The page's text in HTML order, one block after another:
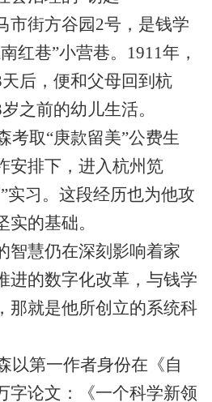
街方谷园2号，是钱学
红巷”小营巷。1911年，
后，便和父母回到杭
之前的幼儿生活。
取“庚款留美”公费生
安排下，进入杭州笕
实习。这段经历也为他攻
的基础。
慧仍在深刻影响着家
进的数字化改革，与钱学
那就是他所创立的系统科
第一作者身份在《自
字论文：《一个科学新领